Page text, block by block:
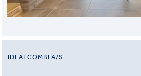
IDEALCOMBI A/S